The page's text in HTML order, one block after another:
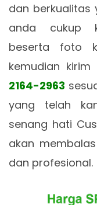
dan berkualitas
anda cukup
beserta foto
kemudian
2164-2963
yang telah
senang hati
akan
dan profesional.